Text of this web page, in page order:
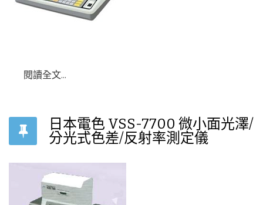
閱讀全文...
日本電色 VSS-7700 微小面光澤/
分光式色差/反射率測定儀